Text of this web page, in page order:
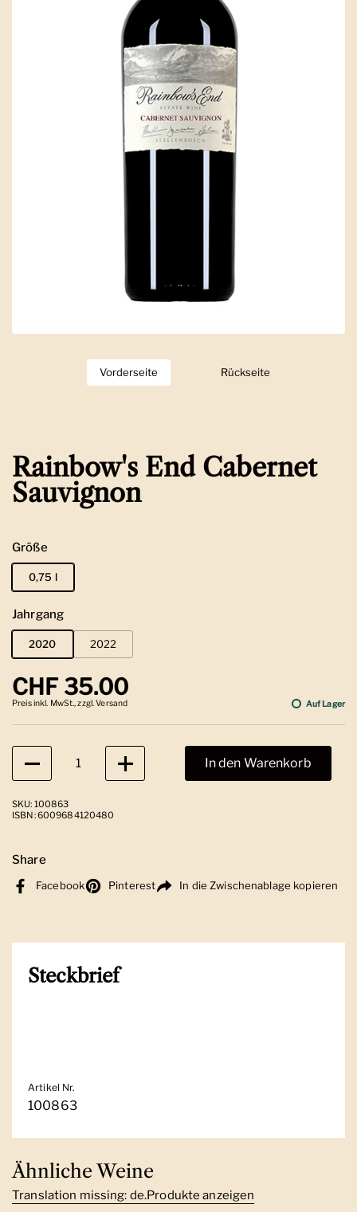
Zeige Folie 1
Vorderseite Zeige Folie 2
Rückseite
Rainbow's End Cabernet
Sauvignon
Größe
0,75 l
Jahrgang
2020 2022
Regulärer Preis
CHF 35.00
Preis inkl. MwSt., zzgl. Versand Auf Lager
Anzahl
In den Warenkorb
SKU: 100863
ISBN: 6009684120480
Share
Facebook Pinterest In die Zwischenablage kopieren
Steckbrief
Artikel Nr.
100863
Ähnliche Weine
Translation missing: de.Produkte anzeigen